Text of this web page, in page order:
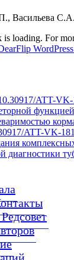
Васильева
loading. For
ATT-VK-
ATT-VK-
диагностики